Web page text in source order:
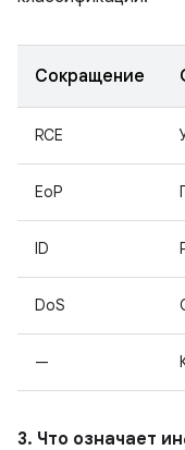
Сокращение
RCE
EoP
ID
DoS
—
3. Что означает